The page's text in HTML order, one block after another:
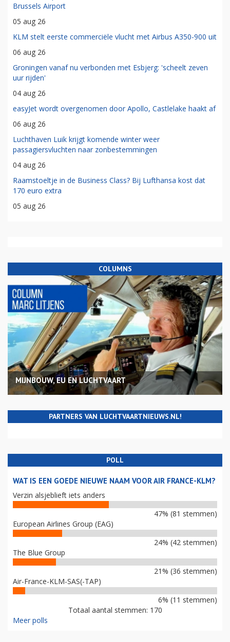
Brussels Airport
05 aug 26
KLM stelt eerste commerciële vlucht met Airbus A350-900 uit
06 aug 26
Groningen vanaf nu verbonden met Esbjerg: 'scheelt zeven
uur rijden'
04 aug 26
easyJet wordt overgenomen door Apollo, Castlelake haakt af
06 aug 26
Luchthaven Luik krijgt komende winter weer
passagiersvluchten naar zonbestemmingen
04 aug 26
Raamstoeltje in de Business Class? Bij Lufthansa kost dat
170 euro extra
05 aug 26
COLUMNS
MIJNBOUW, EU EN LUCHTVAART
PARTNERS VAN LUCHTVAARTNIEUWS.NL!
POLL
WAT IS EEN GOEDE NIEUWE NAAM VOOR AIR FRANCE-KLM?
Verzin alsjeblieft iets anders
47% (81 stemmen)
European Airlines Group (EAG)
24% (42 stemmen)
The Blue Group
21% (36 stemmen)
Air-France-KLM-SAS(-TAP)
6% (11 stemmen)
Totaal aantal stemmen: 170
Meer polls